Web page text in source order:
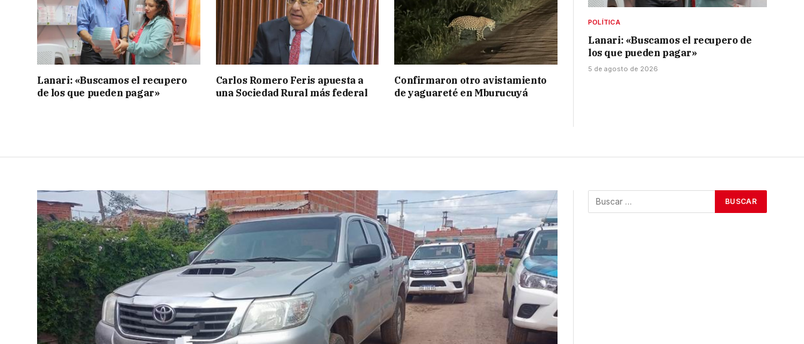
Lanari: «Buscamos el recupero
de los que pueden pagar»
Carlos Romero Feris apuesta a
una Sociedad Rural más federal
Confirmaron otro avistamiento
de yaguareté en Mburucuyá
POLÍTICA
Lanari: «Buscamos el recupero de
los que pueden pagar»
5 de agosto de 2026